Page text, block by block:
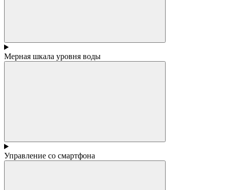
Мерная шкала уровня воды
Управление со смартфона